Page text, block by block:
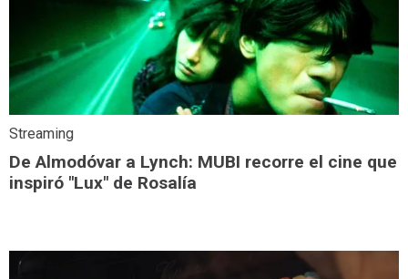
Streaming
De Almodóvar a Lynch: MUBI recorre el cine que
inspiró "Lux" de Rosalía